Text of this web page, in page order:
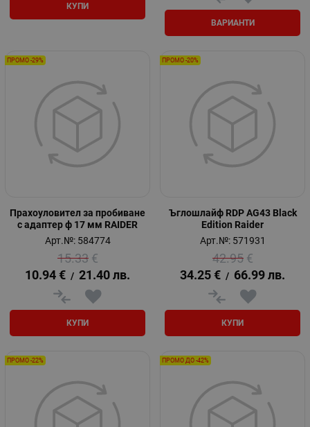
КУПИ
ВАРИАНТИ
Прахоуловител за пробиване
с адаптер ф 17 мм RAIDER
Арт.№: 584774
15.33 €
10.94 € / 21.40 лв.
КУПИ
ПРОМО -29%
Ъглошлайф RDP AG43 Black
Edition Raider
Арт.№: 571931
42.95 €
34.25 € / 66.99 лв.
КУПИ
ПРОМО -20%
ПРОМО -22% ПРОМО ДО -42%